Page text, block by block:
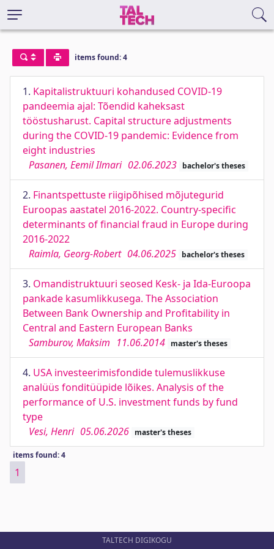
items found: 4
1. Kapitalistruktuuri kohandused COVID-19
pandeemia ajal: Tõendid kaheksast
tööstusharust. Capital structure adjustments
during the COVID-19 pandemic: Evidence from
eight industries
Pasanen, Eemil Ilmari 02.06.2023 bachelor's theses
2. Finantspettuste riigipõhised mõjutegurid
Euroopas aastatel 2016-2022. Country-specific
determinants of financial fraud in Europe during
2016-2022
Raimla, Georg-Robert 04.06.2025 bachelor's theses
3. Omandistruktuuri seosed Kesk- ja Ida-Euroopa
pankade kasumlikkusega. The Association
Between Bank Ownership and Profitability in
Central and Eastern European Banks
Samburov, Maksim 11.06.2014 master's theses
4. USA investeerimisfondide tulemuslikkuse
analüüs fonditüüpide lõikes. Analysis of the
performance of U.S. investment funds by fund
type
Vesi, Henri 05.06.2026 master's theses
items found: 4
1
TALTECH DIGIKOGU